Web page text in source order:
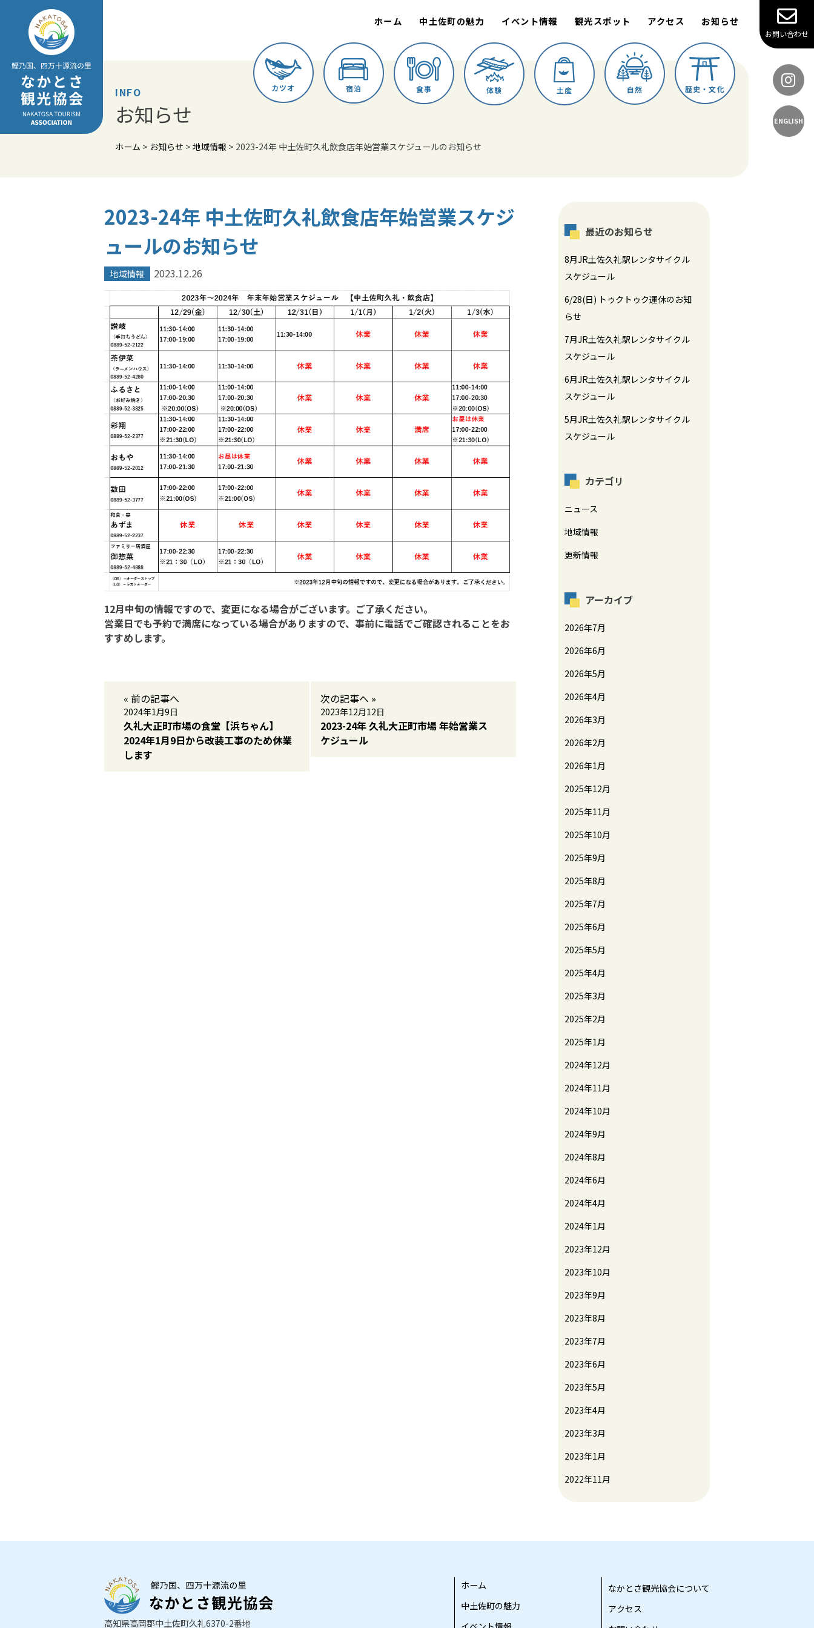
content
ホーム 中土佐町の魅力 イベント情報 観光スポット アクセス お知らせ
お問い合わせ
ENGLISH
カツオ 宿泊 食事 体験 土産 自然 歴史・文化
INFO
お知らせ
ホーム > お知らせ > 地域情報 > 2023-24年 中土佐町久礼飲食店年始営業スケジュールのお知らせ
2023-24年 中土佐町久礼飲食店年始営業スケジ
ュールのお知らせ
地域情報 2023.12.26
12月中旬の情報ですので、変更になる場合がございます。ご了承ください。
営業日でも予約で満席になっている場合がありますので、事前に電話でご確認されることをお
すすめします。
« 前の記事へ
2024年1月9日
久礼大正町市場の食堂【浜ちゃん】
2024年1月9日から改装工事のため休業
します
次の記事へ »
2023年12月12日
2023-24年 久礼大正町市場 年始営業ス
ケジュール
最近のお知らせ
8月JR土佐久礼駅レンタサイクル
スケジュール
6/28(日) トゥクトゥク運休のお知
らせ
7月JR土佐久礼駅レンタサイクル
スケジュール
6月JR土佐久礼駅レンタサイクル
スケジュール
5月JR土佐久礼駅レンタサイクル
スケジュール
カテゴリ
ニュース
地域情報
更新情報
アーカイブ
2026年7月
2026年6月
2026年5月
2026年4月
2026年3月
2026年2月
2026年1月
2025年12月
2025年11月
2025年10月
2025年9月
2025年8月
2025年7月
2025年6月
2025年5月
2025年4月
2025年3月
2025年2月
2025年1月
2024年12月
2024年11月
2024年10月
2024年9月
2024年8月
2024年6月
2024年4月
2024年1月
2023年12月
2023年10月
2023年9月
2023年8月
2023年7月
2023年6月
2023年5月
2023年4月
2023年3月
2023年1月
2022年11月
高知県高岡郡中土佐町久礼6370-2番地
ホーム
中土佐町の魅力
なかとさ観光協会について
アクセス